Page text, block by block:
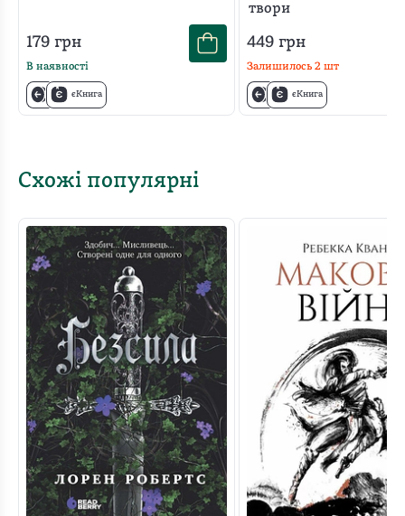
179 грн
В наявності
єКнига
твори
449грн
Залишилось 2шт
єКнига
Схожі популярні